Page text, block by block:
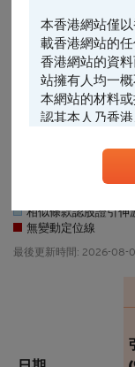
本香港網站僅
載香港網站的
香港網站的資
站擁有人均一
本網站的材料
認其本人乃香
任何人士登入
應當查明及遵
擁有人絕不承
的地區複製、
到美國或直接
見1933年美國
的法律及法規
設， 閣下不應
28/07
相似條款認股證引伸
無變動定位線
最後更新時間: 2026-08-